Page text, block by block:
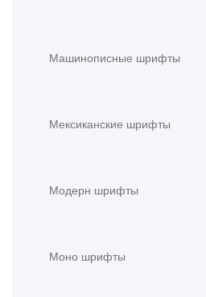
Машинописные шрифты
Мексиканские шрифты
Модерн шрифты
Моно шрифты